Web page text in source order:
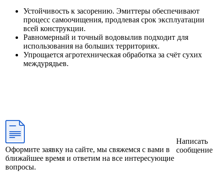
Устойчивость к засорению. Эмиттеры обеспечивают
процесс самоочищения, продлевая срок эксплуатации
всей конструкции.
Равномерный и точный водовылив подходит для
использования на больших территориях.
Упрощается агротехническая обработка за счёт сухих
междурядьев.
Оформите заявку на сайте, мы свяжемся с вами в
ближайшее время и ответим на все интересующие
вопросы.
Написать
сообщение